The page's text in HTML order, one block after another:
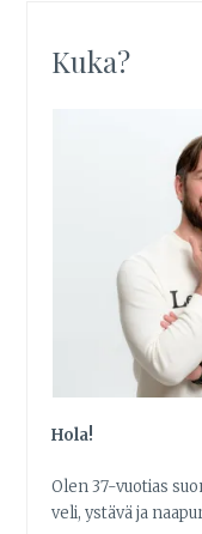
Kuka?
Hola!
Olen 37-vuotias
veli, ystävä ja